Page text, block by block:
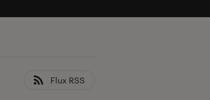
Flux RSS